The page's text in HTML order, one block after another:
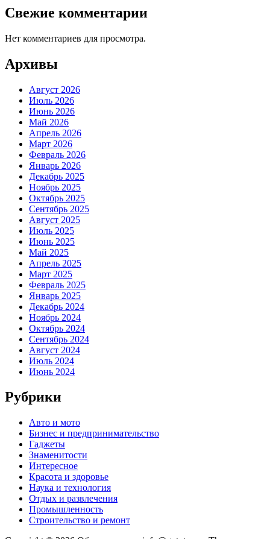
Свежие комментарии
Нет комментариев для просмотра.
Архивы
Август 2026
Июль 2026
Июнь 2026
Май 2026
Апрель 2026
Март 2026
Февраль 2026
Январь 2026
Декабрь 2025
Ноябрь 2025
Октябрь 2025
Сентябрь 2025
Август 2025
Июль 2025
Июнь 2025
Май 2025
Апрель 2025
Март 2025
Февраль 2025
Январь 2025
Декабрь 2024
Ноябрь 2024
Октябрь 2024
Сентябрь 2024
Август 2024
Июль 2024
Июнь 2024
Рубрики
Авто и мото
Бизнес и предпринимательство
Гаджеты
Знаменитости
Интересное
Красота и здоровье
Наука и технология
Отдых и развлечения
Промышленность
Строительство и ремонт